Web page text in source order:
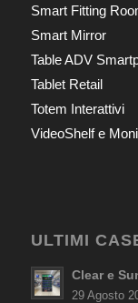
Smart Fitting
Smart Mirror
Table ADV
Tablet Retail
Totem Interattivi
VideoShelf e
ULTIMI
Clear e
29 Agosto